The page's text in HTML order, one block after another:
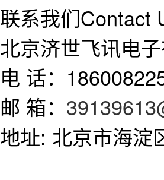
联系我们Contact
北京济世飞讯电
电 话：
邮 箱：
地址: 北京市海淀